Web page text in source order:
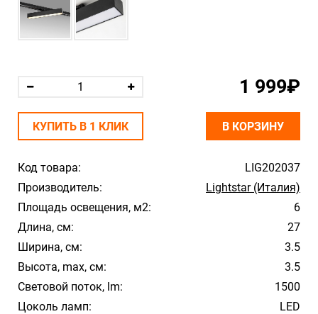
Код товара:
LIG202037
Производитель:
Lightstar (Италия)
Площадь освещения, м2:
6
Длина, см:
27
Ширина, см:
3.5
Высота, max, см:
3.5
Световой поток, lm:
1500
Цоколь ламп:
LED
1 999₽
КУПИТЬ В 1 КЛИК В КОРЗИНУ